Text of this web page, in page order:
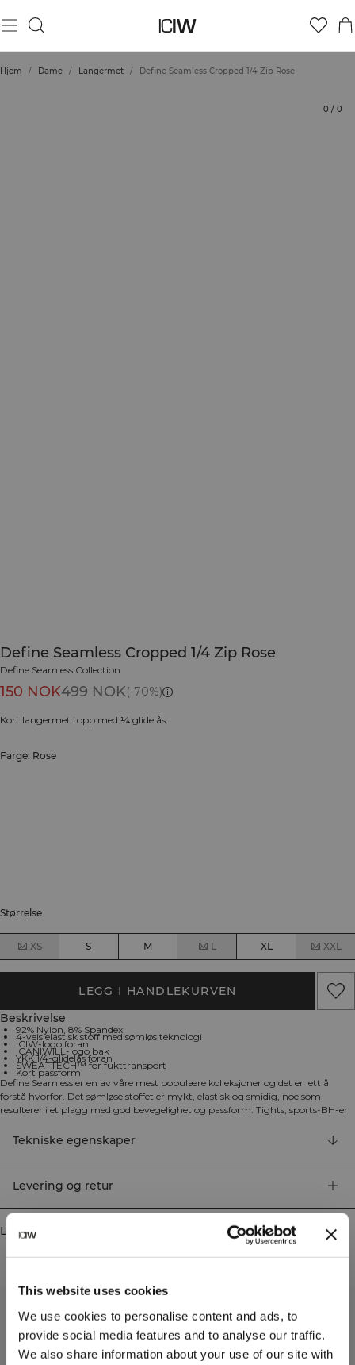
This website uses cookies
We use cookies to personalise content and ads, to
provide social media features and to analyse our traffic.
We also share information about your use of our site with
Hjem / Dame / Langermet / Define Seamless Cropped 1/4 Zip Rose
0 / 0
Define Seamless Cropped 1/4 Zip Rose
Define Seamless Collection
150 NOK499 NOK(-70%)
Kort langermet topp med ¼ glidelås.
Farge: Rose
Størrelse
XS S M L XL XXL
LEGG I HANDLEKURVEN
Beskrivelse
92% Nylon, 8% Spandex
4-veis elastisk stoff med sømløs teknologi
ICIW-logo foran
ICANIWILL-logo bak
YKK 1/4-glidelås foran
SWEATTECH™ for fukttransport
Kort passform
Define Seamless er en av våre mest populære kolleksjoner og det er lett å
forstå hvorfor. Det sømløse stoffet er mykt, elastisk og smidig, noe som
resulterer i et plagg med god bevegelighet og passform. Tights, sports-BH-er
til mange ulike typer trening. 4-veis elastisk stoff i den seneste sømløse
teknologien for å øke bevegelighet under trening. ICIW-logo foran.
ICANIWILL-logo bak. YKK 1/4-glidelås foran. SWEATTECH™. Kort passform.
Tekniske egenskaper
Levering og retur
Lignende produkter